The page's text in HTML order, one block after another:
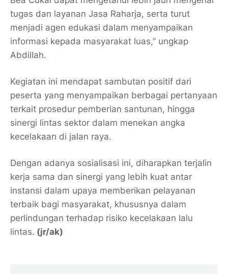
tugas dan layanan Jasa Raharja, serta turut
menjadi agen edukasi dalam menyampaikan
informasi kepada masyarakat luas,” ungkap
Abdillah.
Kegiatan ini mendapat sambutan positif dari
peserta yang menyampaikan berbagai pertanyaan
terkait prosedur pemberian santunan, hingga
sinergi lintas sektor dalam menekan angka
kecelakaan di jalan raya.
Dengan adanya sosialisasi ini, diharapkan terjalin
kerja sama dan sinergi yang lebih kuat antar
instansi dalam upaya memberikan pelayanan
terbaik bagi masyarakat, khususnya dalam
perlindungan terhadap risiko kecelakaan lalu
lintas. (jr/ak)